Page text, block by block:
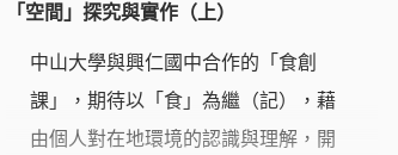
「空間」探究與實作（上）
中山大學與興仁國中合作的「食創
課」，期待以「食」為繼（記），藉
由個人對在地環境的認識與理解，開